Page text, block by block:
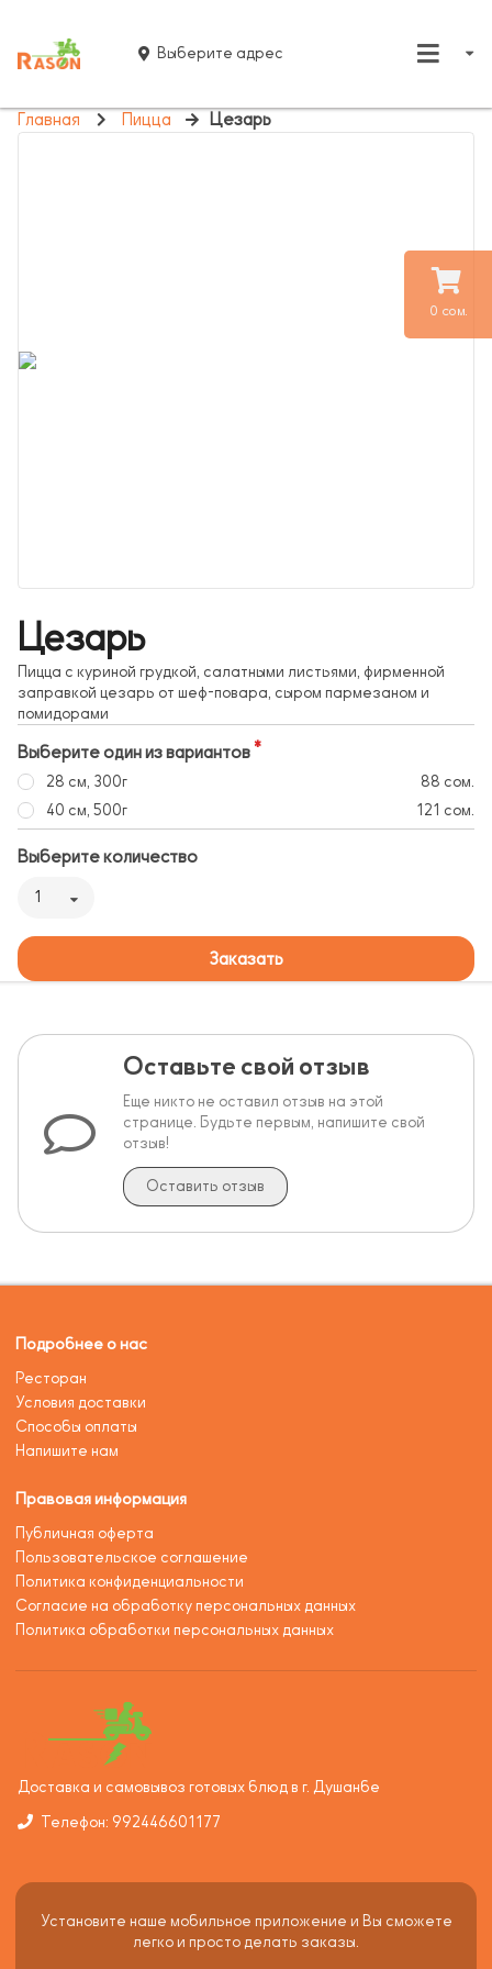
0 сом.
Выберите адрес
Главная Пицца Цезарь
Цезарь
Пицца с куриной грудкой, салатными листьями, фирменной
заправкой цезарь от шеф-повара, сыром пармезаном и
помидорами
Выберите один из вариантов
28 см, 300г
88 сом.
40 см, 500г
121 сом.
Выберите количество
1
Заказать
Оставьте свой отзыв
Еще никто не оставил отзыв на этой
странице. Будьте первым, напишите свой
отзыв!
Оставить отзыв
Подробнее о нас
Ресторан
Условия доставки
Способы оплаты
Напишите нам
Правовая информация
Публичная оферта
Пользовательское соглашение
Политика конфиденциальности
Согласие на обработку персональных данных
Политика обработки персональных данных
Доставка и самовывоз готовых блюд в г. Душанбе
Телефон: 992446601177
Установите наше мобильное приложение и Вы сможете
легко и просто делать заказы.